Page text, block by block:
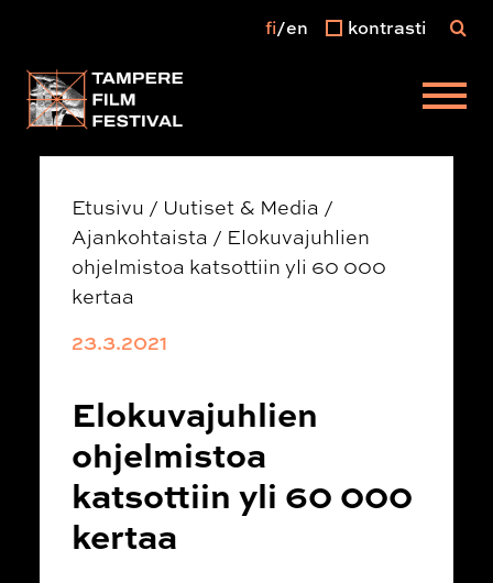
Päävalikko
fi en kontrasti
Etusivu / Uutiset & Media /
Ajankohtaista / Elokuvajuhlien
ohjelmistoa katsottiin yli 60 000
kertaa
23.3.2021
Elokuvajuhlien
ohjelmistoa
katsottiin yli 60 000
kertaa